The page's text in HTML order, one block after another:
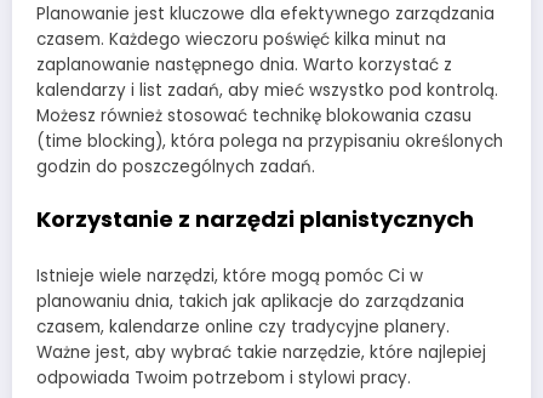
Planowanie jest kluczowe dla efektywnego zarządzania
czasem. Każdego wieczoru poświęć kilka minut na
zaplanowanie następnego dnia. Warto korzystać z
kalendarzy i list zadań, aby mieć wszystko pod kontrolą.
Możesz również stosować technikę blokowania czasu
(time blocking), która polega na przypisaniu określonych
godzin do poszczególnych zadań.
Korzystanie z narzędzi planistycznych
Istnieje wiele narzędzi, które mogą pomóc Ci w
planowaniu dnia, takich jak aplikacje do zarządzania
czasem, kalendarze online czy tradycyjne planery.
Ważne jest, aby wybrać takie narzędzie, które najlepiej
odpowiada Twoim potrzebom i stylowi pracy.